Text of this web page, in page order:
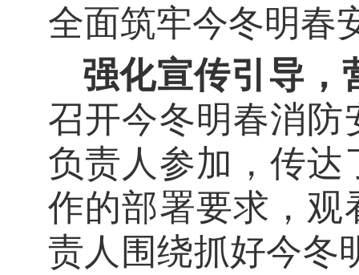
全面筑牢今冬明春
强化宣传引导，
召开今冬明春消
负责人参加，传
作的部署要求，观
责人围绕抓好今冬